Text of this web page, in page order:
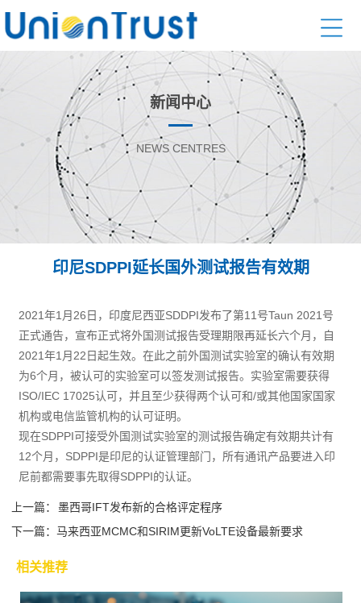
新闻中心
NEWS CENTRES
印尼SDPPI延长国外测试报告有效期
2021年1月26日，印度尼西亚SDDPI发布了第11号Taun 2021号
正式通告，宣布正式将外国测试报告受理期限再延长六个月，自
2021年1月22日起生效。在此之前外国测试实验室的确认有效期
为6个月，被认可的实验室可以签发测试报告。实验室需要获得
ISO/IEC 17025认可，并且至少获得两个认可和/或其他国家国家
机构或电信监管机构的认可证明。
现在SDPPI可接受外国测试实验室的测试报告确定有效期共计有
12个月，SDPPI是印尼的认证管理部门，所有通讯产品要进入印
尼前都需要事先取得SDPPI的认证。
上一篇：
墨西哥IFT发布新的合格评定程序
下一篇：马来西亚MCMC和SIRIM更新VoLTE设备最新要求
相关推荐